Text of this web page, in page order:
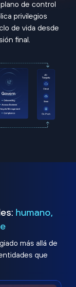
de control
privilegios
de vida desde
final.
humano,
más allá de
que